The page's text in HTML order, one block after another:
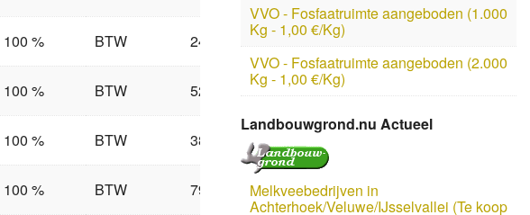
100 % BTW 24
100 % BTW 52
100 % BTW 38
100 % BTW 79
VVO - Fosfaatruimte aangeboden (1.000
Kg - 1,00 €/Kg)
VVO - Fosfaatruimte aangeboden (2.000
Kg - 1,00 €/Kg)
Landbouwgrond.nu Actueel
Melkveebedrijven in
Achterhoek/Veluwe/IJsselvallei (Te koop